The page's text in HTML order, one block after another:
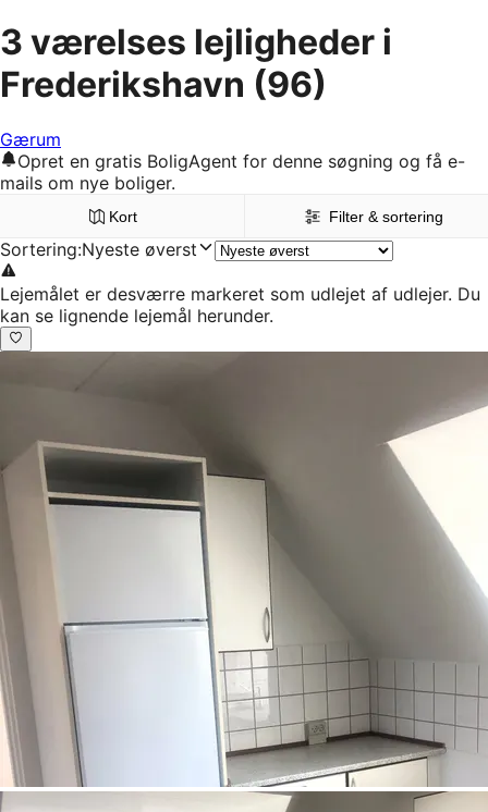
3 værelses lejligheder i
Frederikshavn (96)
Gærum
Opret en gratis BoligAgent for denne søgning og få e-
mails om nye boliger.
Kort Filter & sortering
Sortering:Nyeste øverst
Lejemålet er desværre markeret som udlejet af udlejer. Du
kan se lignende lejemål herunder.